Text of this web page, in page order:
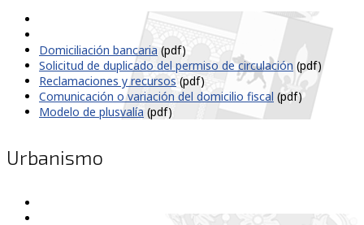
Domiciliación bancaria (pdf)
Solicitud de duplicado del permiso de circulación (pdf)
Reclamaciones y recursos (pdf)
Comunicación o variación del domicilio fiscal (pdf)
Modelo de plusvalía (pdf)
Urbanismo